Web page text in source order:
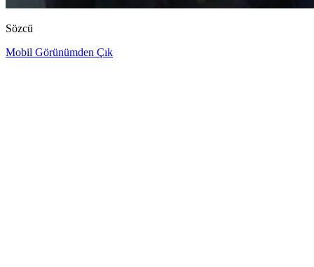
Sözcü
Mobil Görünümden Çık